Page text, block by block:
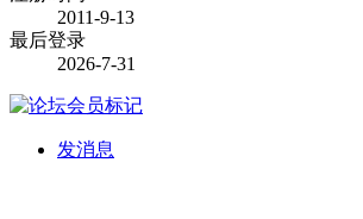
2011-9-13
最后登录
2026-7-31
发消息